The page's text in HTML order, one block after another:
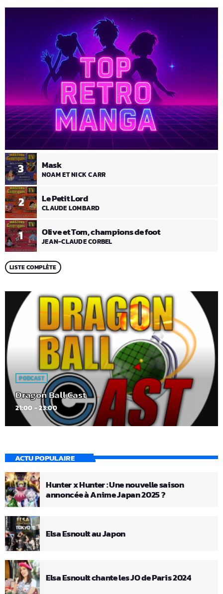
1 Olive et Tom, champions de foot
JEAN-CLAUDE CORBEL
2 Le Petit Lord
CLAUDE LOMBARD
3 Mask
NOAM ET NICK CARR
LISTE COMPLÈTE
PODCAST
Dragon Ball Cast
21:00 - 23:00
ACTU POPULAIRE
Hunter x Hunter : Une nouvelle saison
annoncée à Anime Japan 2025 ?
Elsa Esnoult au Japon
Elsa Esnoult chante les JO de Paris 2024